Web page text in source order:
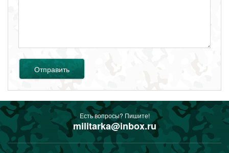
Отправить
Есть вопросы? Пишите!
militarka@inbox.ru